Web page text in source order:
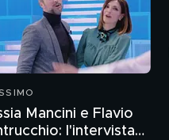
Mancini e Flavio
l'intervista